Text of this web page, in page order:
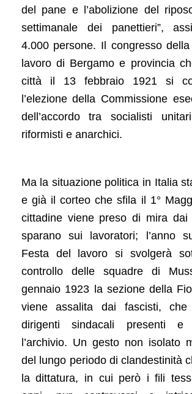
del pane e l’abolizione del
settimanale dei panettieri”,
4.000 persone. Il congresso della
lavoro di Bergamo e provincia
città il 13 febbraio 1921 si
l’elezione della Commissione
dell’accordo tra socialisti
riformisti e anarchici.
Ma la situazione politica in Italia
e già il corteo che sfila il 1°
cittadine viene preso di mira dai
sparano sui lavoratori; l’anno
Festa del lavoro si svolgerà
controllo delle squadre di
gennaio 1923 la sezione della
viene assalita dai fascisti, che
dirigenti sindacali presenti e
l’archivio. Un gesto non isolato
del lungo periodo di clandestinità
la dittatura, in cui però i fili